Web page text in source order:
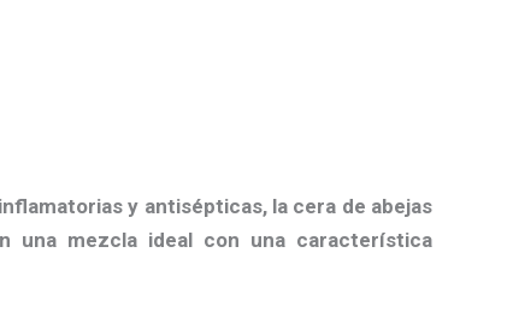
y antisépticas, la cera de abejas
una mezcla ideal con una característica